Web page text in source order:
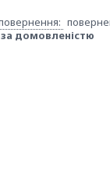
за домовленістю